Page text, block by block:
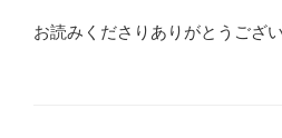
お読みくださりありがとうござい